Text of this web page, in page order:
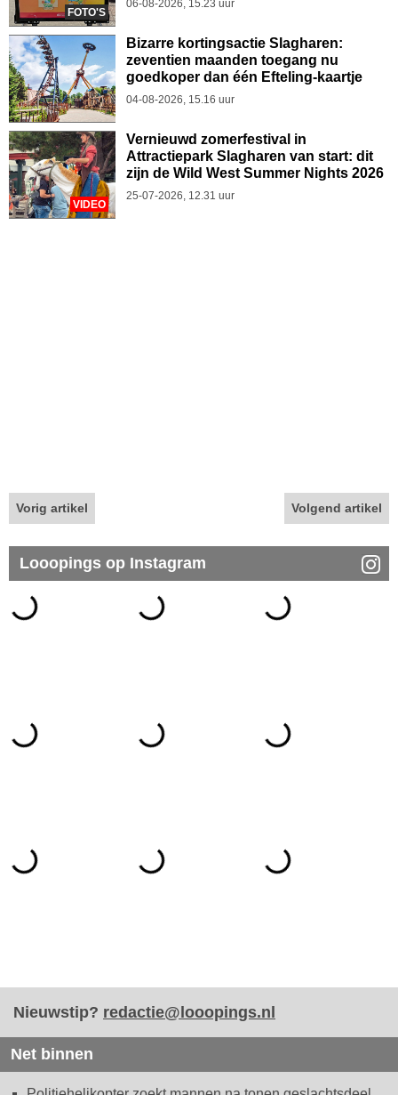
FOTO'S
06-08-2026, 15.23 uur
Bizarre kortingsactie Slagharen:
zeventien maanden toegang nu
goedkoper dan één Efteling-kaartje
04-08-2026, 15.16 uur
VIDEO
Vernieuwd zomerfestival in
Attractiepark Slagharen van start: dit
zijn de Wild West Summer Nights 2026
25-07-2026, 12.31 uur
Vorig artikel Volgend artikel
Looopings op Instagram
Nieuwstip? redactie@looopings.nl
Net binnen